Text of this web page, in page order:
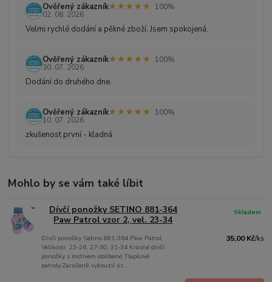
Ověřený zákazník★★★★★
★★★★★
100%
02. 08. 2026
Velmi rychlé dodání a pěkné zboží. Jsem spokojená.
Ověřený zákazník★★★★★
★★★★★
100%
30. 07. 2026
Dodání do druhého dne.
Ověřený zákazník★★★★★
★★★★★
100%
10. 07. 2026
zkušenost první - kladná
Mohlo by se vám také líbit
Dívčí ponožky SETINO 881-364
Paw Patrol vzor 2, vel. 23-34
Dívčí ponožky Setino 881-364 Paw Patrol
Velikosti: 23-26, 27-30, 31-34 Krásné dívčí
ponožky s motivem oblíbené Tlapkové
patroly.Zaručeně vykouzlí ús...
35,00 Kč/ks
Skladem